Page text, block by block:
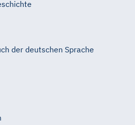
der deutschen Sprache